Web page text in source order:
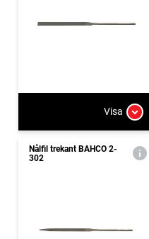
Visa
Nålfil trekant BAHCO 2-
302